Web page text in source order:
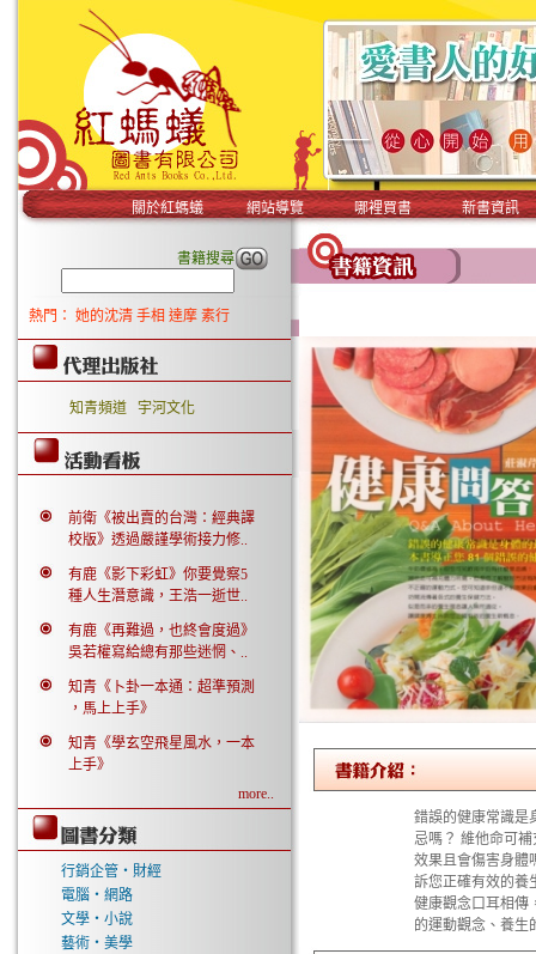
關於紅螞蟻 網站導覽 哪裡買書 新書資訊
書籍搜尋
熱門： 她的沈清 手相 達摩 素行
知青頻道 宇河文化
前衛《被出賣的台灣：經典譯
校版》透過嚴謹學術接力修..
有鹿《影下彩虹》你要覺察5
種人生潛意識，王浩一逝世..
有鹿《再難過，也終會度過》
吳若權寫給總有那些迷惘、..
知青《卜卦一本通：超準預測
，馬上上手》
知青《學玄空飛星風水，一本
上手》
more..
行銷企管‧財經
電腦‧網路
文學‧小說
藝術‧美學
錯誤的健康常識是
忌嗎？ 維他命可
效果且會傷害身體
訴您正確有效的養
健康觀念口耳相傳
的運動觀念、養生